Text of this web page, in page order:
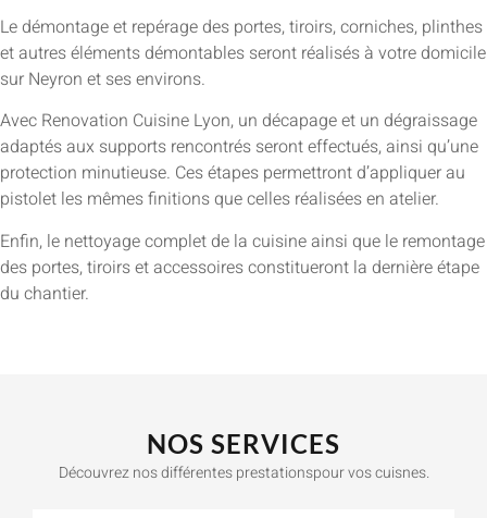
Le démontage et repérage des portes, tiroirs, corniches, plinthes
et autres éléments démontables seront réalisés à votre domicile
sur Neyron et ses environs.
Avec Renovation Cuisine Lyon, un décapage et un dégraissage
adaptés aux supports rencontrés seront effectués, ainsi qu’une
protection minutieuse. Ces étapes permettront d’appliquer au
pistolet les mêmes finitions que celles réalisées en atelier.
Enfin, le nettoyage complet de la cuisine ainsi que le remontage
des portes, tiroirs et accessoires constitueront la dernière étape
du chantier.
NOS SERVICES
Découvrez nos différentes prestationspour vos cuisnes.